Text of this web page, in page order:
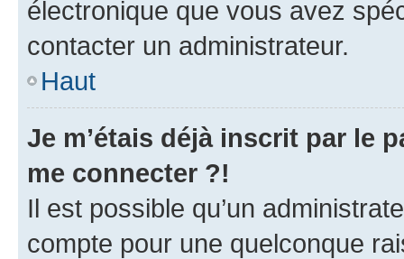
électronique que vous avez
contacter un administrateur.
Haut
Je m’étais déjà inscrit par le
me connecter ?!
Il est possible qu’un
compte pour une quelconque